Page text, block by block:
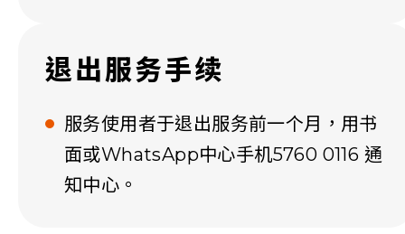
退出服务手续
服务使用者于退出服务前一个月，用书
面或WhatsApp中心手机5760 0116 通
知中心。